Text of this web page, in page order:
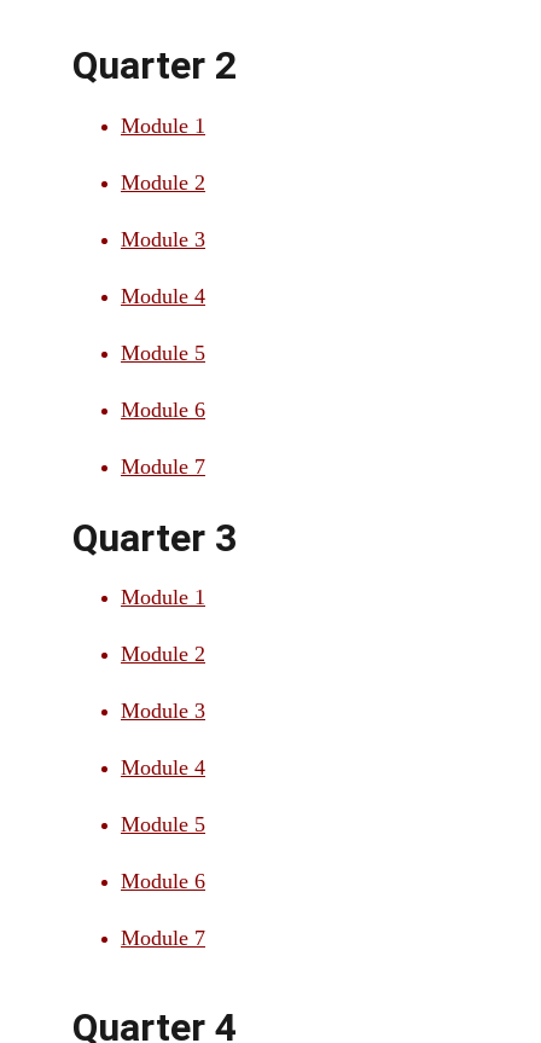
Quarter 2
Quarter 3
Quarter 4
Module 1
Module 2
Module 3
Module 4
Module 5
Module 6
Module 7
Module 1
Module 2
Module 3
Module 4
Module 5
Module 6
Module 7